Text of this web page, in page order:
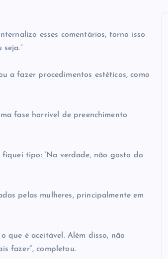
esses comentários, torno isso
a fazer procedimentos estéticos, como
fase horrível de preenchimento
fiquei tipo: ‘Na verdade, não gosto do
pelas mulheres, principalmente em
que é aceitável. Além disso, não
fazer”, completou.